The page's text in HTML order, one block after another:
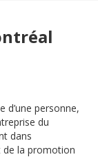
d’une personne,
du
dans
de la promotion